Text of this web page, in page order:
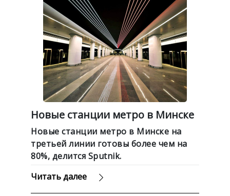
Новые станции метро в Минске
Новые станции метро в Минске на
третьей линии готовы более чем на
80%, делится Sputnik.
Читать далее